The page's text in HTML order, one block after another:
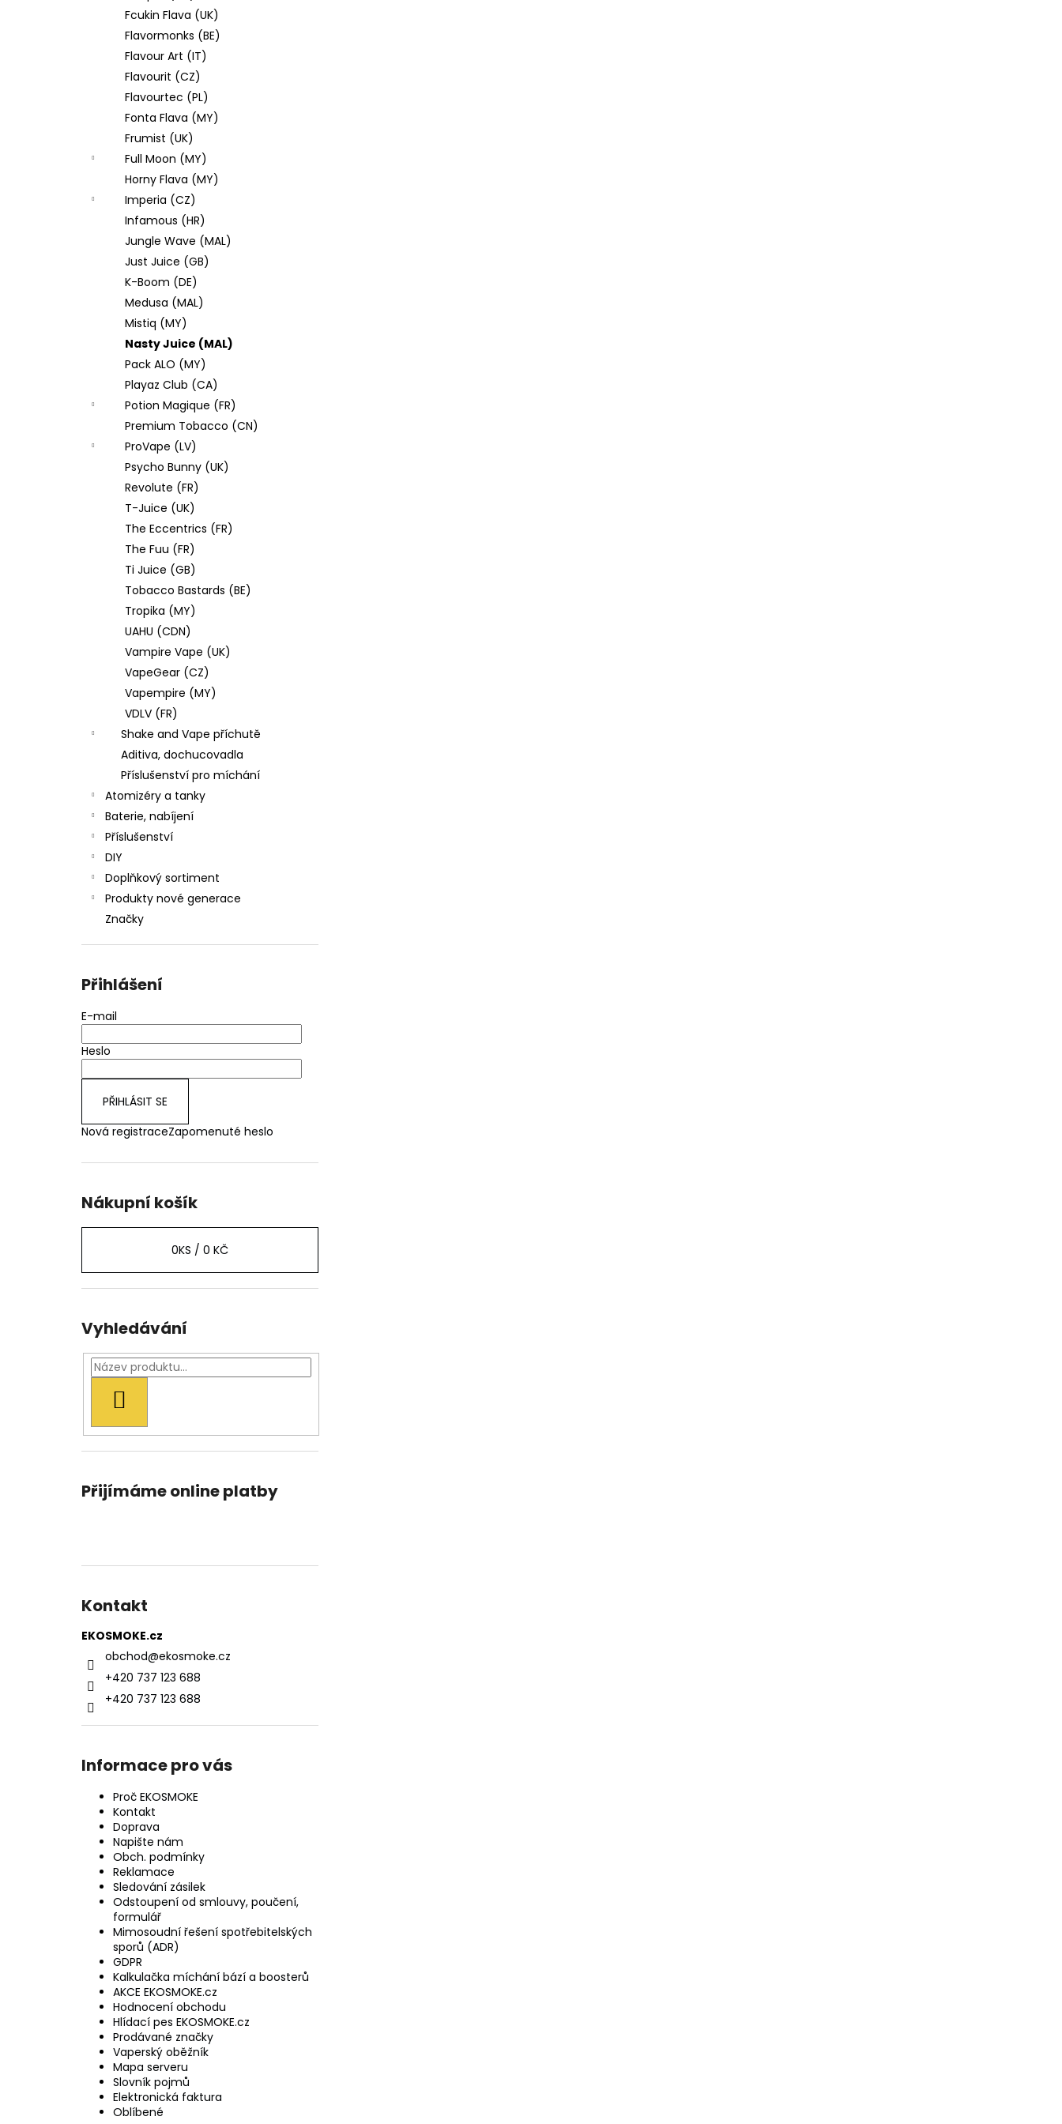
Fcukin Flava (UK)
Flavormonks (BE)
Flavour Art (IT)
Flavourit (CZ)
Flavourtec (PL)
Fonta Flava (MY)
Frumist (UK)
Full Moon (MY)
Horny Flava (MY)
Imperia (CZ)
Infamous (HR)
Jungle Wave (MAL)
Just Juice (GB)
K-Boom (DE)
Medusa (MAL)
Mistiq (MY)
Nasty Juice (MAL)
Pack ALO (MY)
Playaz Club (CA)
Potion Magique (FR)
Premium Tobacco (CN)
ProVape (LV)
Psycho Bunny (UK)
Revolute (FR)
T-Juice (UK)
The Eccentrics (FR)
The Fuu (FR)
Ti Juice (GB)
Tobacco Bastards (BE)
Tropika (MY)
UAHU (CDN)
Vampire Vape (UK)
VapeGear (CZ)
Vapempire (MY)
VDLV (FR)
Shake and Vape příchutě
Aditiva, dochucovadla
Příslušenství pro míchání
Atomizéry a tanky
Baterie, nabíjení
Příslušenství
DIY
Doplňkový sortiment
Produkty nové generace
Značky
Přihlášení
E-mail
Heslo
PŘIHLÁSIT SE
Nová registraceZapomenuté heslo
Nákupní košík
0KS / 0 KČ
Vyhledávání
Přijímáme online platby
Kontakt
EKOSMOKE.cz
obchod@ekosmoke.cz
+420 737 123 688
+420 737 123 688
Informace pro vás
Proč EKOSMOKE
Kontakt
Doprava
Napište nám
Obch. podmínky
Reklamace
Sledování zásilek
Odstoupení od smlouvy, poučení,
formulář
Mimosoudní řešení spotřebitelských
sporů (ADR)
GDPR
Kalkulačka míchání bází a boosterů
AKCE EKOSMOKE.cz
Hodnocení obchodu
Hlídací pes EKOSMOKE.cz
Prodávané značky
Vaperský oběžník
Mapa serveru
Slovník pojmů
Elektronická faktura
Oblíbené